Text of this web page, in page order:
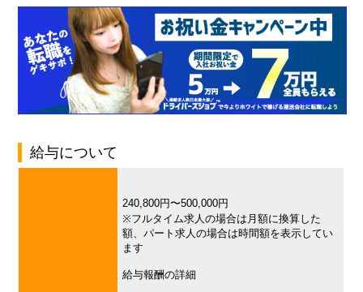
給与について
240,800円〜500,000円
※フルタイム求人の場合は月額に換算した
額、パート求人の場合は時間額を表示してい
ます
給与報酬の詳細